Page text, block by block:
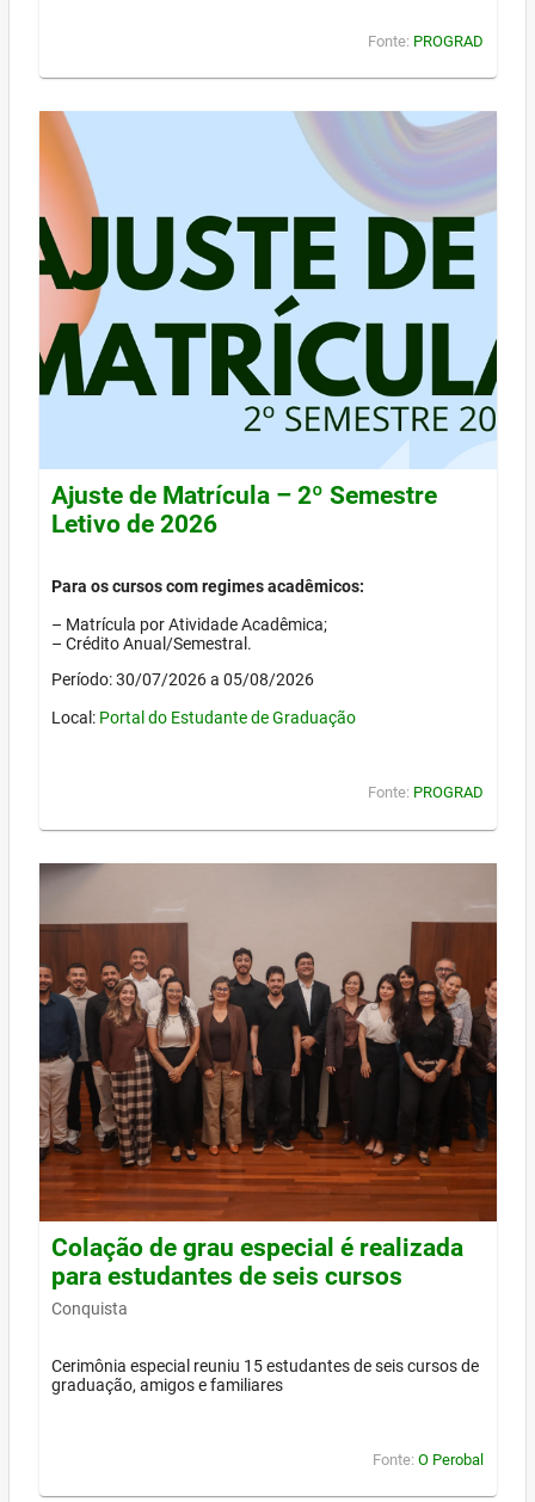
Fonte: PROGRAD
Ajuste de Matrícula – 2º Semestre
Letivo de 2026
Para os cursos com regimes acadêmicos:
– Matrícula por Atividade Acadêmica;
– Crédito Anual/Semestral.
Período: 30/07/2026 a 05/08/2026
Local: Portal do Estudante de Graduação
Fonte: PROGRAD
Colação de grau especial é realizada
para estudantes de seis cursos
Conquista
Cerimônia especial reuniu 15 estudantes de seis cursos de
graduação, amigos e familiares
Fonte: O Perobal